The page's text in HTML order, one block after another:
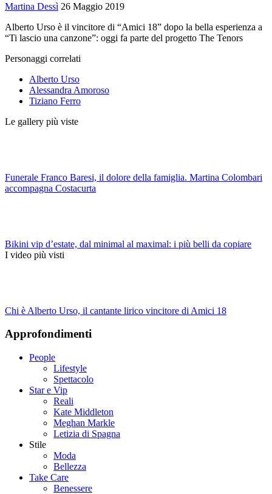
Martina Dessì 26 Maggio 2019
Alberto Urso è il vincitore di “Amici 18” dopo la bella esperienza a
“Ti lascio una canzone”: oggi fa parte del progetto The Tenors
Personaggi correlati
Alberto Urso
Alessandra Amoroso
Tiziano Ferro
Le gallery più viste
Funerale Franco Baresi, il dolore della famiglia. Martina Colombari
accompagna Costacurta
Bikini vip d’estate, dal minimal al maximal: i più belli da copiare
I video più visti
Chi è Alberto Urso, il cantante lirico vincitore di Amici 18
Approfondimenti
People
Lifestyle
Spettacolo
Star e Vip
Reali
Kate Middleton
Meghan Markle
Letizia di Spagna
Stile
Moda
Bellezza
Take Care
Benessere